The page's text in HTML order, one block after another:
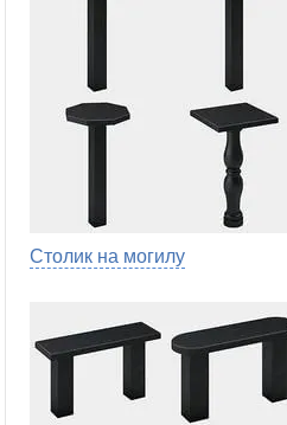
Столик на могилу